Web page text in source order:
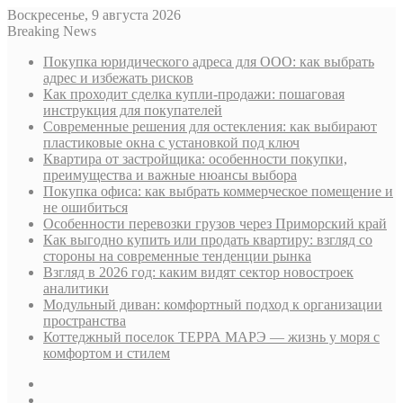
Воскресенье, 9 августа 2026
Breaking News
Покупка юридического адреса для ООО: как выбрать
адрес и избежать рисков
Как проходит сделка купли-продажи: пошаговая
инструкция для покупателей
Современные решения для остекления: как выбирают
пластиковые окна с установкой под ключ
Квартира от застройщика: особенности покупки,
преимущества и важные нюансы выбора
Покупка офиса: как выбрать коммерческое помещение и
не ошибиться
Особенности перевозки грузов через Приморский край
Как выгодно купить или продать квартиру: взгляд со
стороны на современные тенденции рынка
Взгляд в 2026 год: каким видят сектор новостроек
аналитики
Модульный диван: комфортный подход к организации
пространства
Коттеджный поселок ТЕРРА МАРЭ — жизнь у моря с
комфортом и стилем